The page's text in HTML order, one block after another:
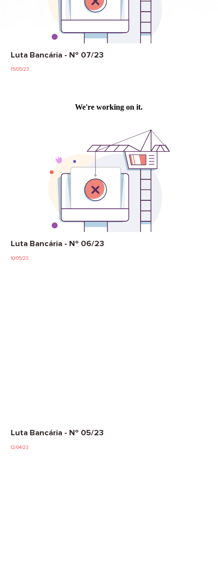
Luta Bancária - Nº 07/23
15/05/23
Luta Bancária - Nº 06/23
10/05/23
Luta Bancária - Nº 05/23
12/04/23